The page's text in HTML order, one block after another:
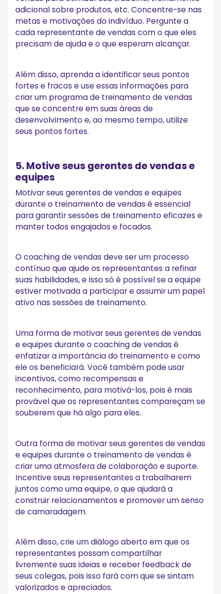
adicional sobre produtos, etc. Concentre-se nas
metas e motivações do indivíduo. Pergunte a
cada representante de vendas com o que eles
precisam de ajuda e o que esperam alcançar.
Além disso, aprenda a identificar seus pontos
fortes e fracos e use essas informações para
criar um programa de treinamento de vendas
que se concentre em suas áreas de
desenvolvimento e, ao mesmo tempo, utilize
seus pontos fortes.
5. Motive seus gerentes de vendas e
equipes
Motivar seus gerentes de vendas e equipes
durante o treinamento de vendas é essencial
para garantir sessões de treinamento eficazes e
manter todos engajados e focados.
O coaching de vendas deve ser um processo
contínuo que ajude os representantes a refinar
suas habilidades, e isso só é possível se a equipe
estiver motivada a participar e assumir um papel
ativo nas sessões de treinamento.
Uma forma de motivar seus gerentes de vendas
e equipes durante o coaching de vendas é
enfatizar a importância do treinamento e como
ele os beneficiará. Você também pode usar
incentivos, como recompensas e
reconhecimento, para motivá-los, pois é mais
provável que os representantes compareçam se
souberem que há algo para eles.
Outra forma de motivar seus gerentes de vendas
e equipes durante o treinamento de vendas é
criar uma atmosfera de colaboração e suporte.
Incentive seus representantes a trabalharem
juntos como uma equipe, o que ajudará a
construir relacionamentos e promover um senso
de camaradagem.
Além disso, crie um diálogo aberto em que os
representantes possam compartilhar
livremente suas ideias e receber feedback de
seus colegas, pois isso fará com que se sintam
valorizados e apreciados.